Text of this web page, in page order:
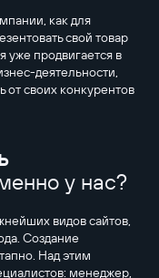
как для
свой товар
уже продвигается в
деятельности,
от своих конкурентов
у нас?
видов сайтов,
Создание
Над этим
менеджер,